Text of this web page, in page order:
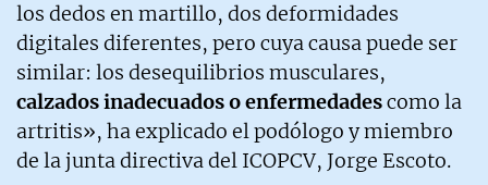
los dedos en martillo, dos deformidades
digitales diferentes, pero cuya causa puede ser
similar: los desequilibrios musculares,
calzados inadecuados o enfermedadescomo la
artritis», ha explicado el podólogo y miembro
de la junta directiva del ICOPCV, Jorge Escoto.